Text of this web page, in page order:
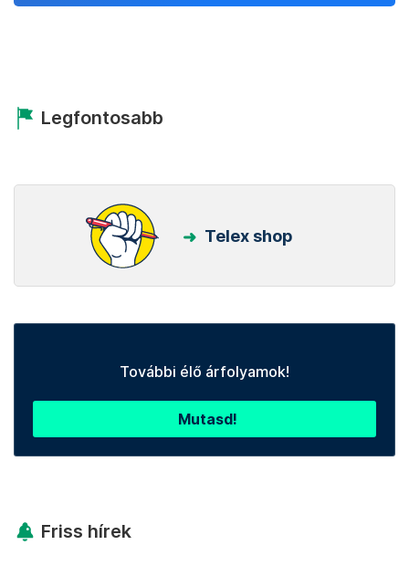
Legfontosabb
Telex shop
További élő árfolyamok!
Mutasd!
Friss hírek